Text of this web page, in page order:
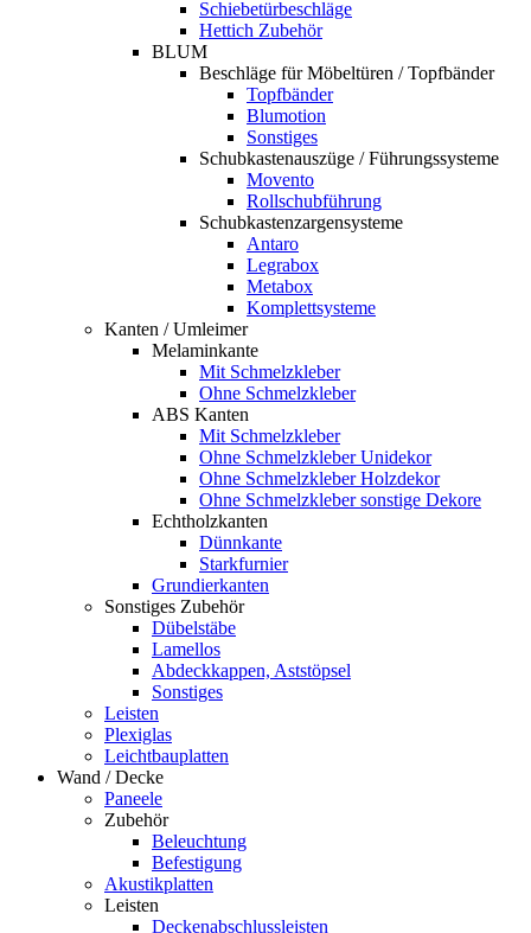
Schiebetürbeschläge
Hettich Zubehör
BLUM
Beschläge für Möbeltüren / Topfbänder
Topfbänder
Blumotion
Sonstiges
Schubkastenauszüge / Führungssysteme
Movento
Rollschubführung
Schubkastenzargensysteme
Antaro
Legrabox
Metabox
Komplettsysteme
Kanten / Umleimer
Melaminkante
Mit Schmelzkleber
Ohne Schmelzkleber
ABS Kanten
Mit Schmelzkleber
Ohne Schmelzkleber Unidekor
Ohne Schmelzkleber Holzdekor
Ohne Schmelzkleber sonstige Dekore
Echtholzkanten
Dünnkante
Starkfurnier
Grundierkanten
Sonstiges Zubehör
Dübelstäbe
Lamellos
Abdeckkappen, Aststöpsel
Sonstiges
Leisten
Plexiglas
Leichtbauplatten
Wand / Decke
Paneele
Zubehör
Beleuchtung
Befestigung
Akustikplatten
Leisten
Deckenabschlussleisten